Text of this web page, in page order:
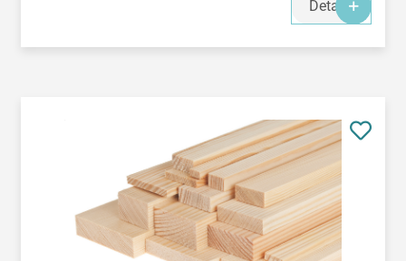
Details